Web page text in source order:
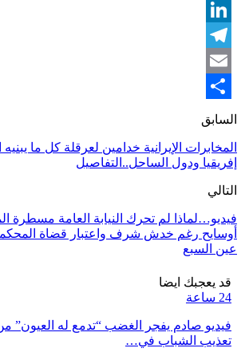
Messenger
LinkedIn
Telegram
Email
Share
السابق
المخابرات الإيرانية خدامين لعرقلة كل ما
إفريقيا ودول الساحل..التفاصيل
التالي
فيديو…لماذا لم تحرك النيابة العامة مسطرة
أوسايح رغم خدش شرف واعتبار قضاة المحكمة
عين السبع
قد يعجبك ايضا
24 ساعة
فيديو صادم يفجر الغضب “تدمع له العيون”
تعذيب الشباب في…